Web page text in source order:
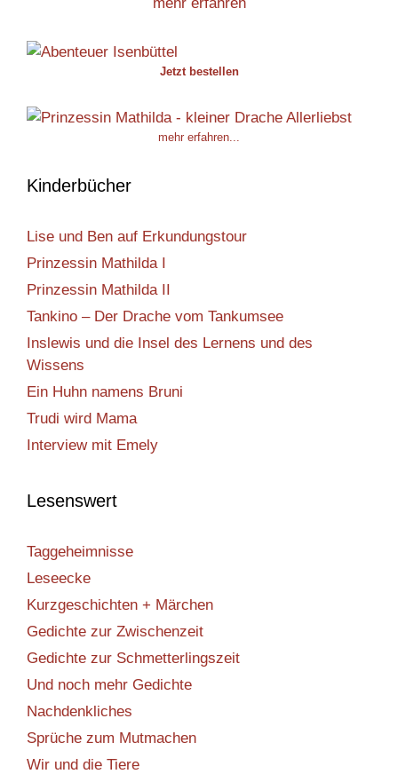
Jetzt bestellen
mehr erfahren...
Kinderbücher
Lise und Ben auf Erkundungstour
Prinzessin Mathilda I
Prinzessin Mathilda II
Tankino – Der Drache vom Tankumsee
Inslewis und die Insel des Lernens und des
Wissens
Ein Huhn namens Bruni
Trudi wird Mama
Interview mit Emely
Lesenswert
Taggeheimnisse
Leseecke
Kurzgeschichten + Märchen
Gedichte zur Zwischenzeit
Gedichte zur Schmetterlingszeit
Und noch mehr Gedichte
Nachdenkliches
Sprüche zum Mutmachen
Wir und die Tiere